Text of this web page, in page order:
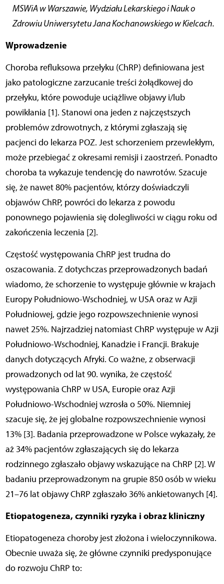
MSWiA w Warszawie, Wydziału Lekarskiego i Nauk o
Zdrowiu Uniwersytetu Jana Kochanowskiego w Kielcach.
Wprowadzenie
Choroba refluksowa przełyku (ChRP) definiowana jest
jako patologiczne zarzucanie treści żołądkowej do
przełyku, które powoduje uciążliwe objawy i/lub
powikłania [1]. Stanowi ona jeden z najczęstszych
problemów zdrowotnych, z którymi zgłaszają się
pacjenci do lekarza POZ. Jest schorzeniem przewlekłym,
może przebiegać z okresami remisji i zaostrzeń. Ponadto
choroba ta wykazuje tendencję do nawrotów. Szacuje
się, że nawet 80% pacjentów, którzy doświadczyli
objawów ChRP, powróci do lekarza z powodu
ponownego pojawienia się dolegliwości w ciągu roku od
zakończenia leczenia [2].
Częstość występowania ChRP jest trudna do
oszacowania. Z dotychczas przeprowadzonych badań
wiadomo, że schorzenie to występuje głównie w krajach
Europy Południowo-Wschodniej, w USA oraz w Azji
Południowej, gdzie jego rozpowszechnienie wynosi
nawet 25%. Najrzadziej natomiast ChRP występuje w Azji
Południowo-Wschodniej, Kanadzie i Francji. Brakuje
danych dotyczących Afryki. Co ważne, z obserwacji
prowadzonych od lat 90. wynika, że częstość
występowania ChRP w USA, Europie oraz Azji
Południowo-Wschodniej wzrosła o 50%. Niemniej
szacuje się, że jej globalne rozpowszechnienie wynosi
13% [3]. Badania przeprowadzone w Polsce wykazały, że
aż 34% pacjentów zgłaszających się do lekarza
rodzinnego zgłaszało objawy wskazujące na ChRP [2]. W
badaniu przeprowadzonym na grupie 850 osób w wieku
21–76 lat objawy ChRP zgłaszało 36% ankietowanych [4].
Etiopatogeneza, czynniki ryzyka i obraz kliniczny
Etiopatogeneza choroby jest złożona i wieloczynnikowa.
Obecnie uważa się, że główne czynniki predysponujące
do rozwoju ChRP to: